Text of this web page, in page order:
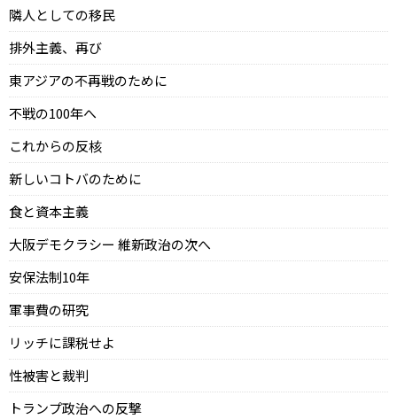
隣人としての移民
排外主義、再び
東アジアの不再戦のために
不戦の100年へ
これからの反核
新しいコトバのために
食と資本主義
大阪デモクラシー 維新政治の次へ
安保法制10年
軍事費の研究
リッチに課税せよ
性被害と裁判
トランプ政治への反撃